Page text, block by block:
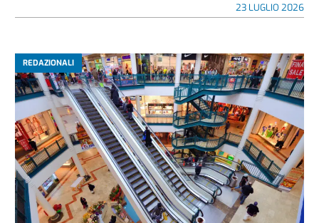
23 LUGLIO 2026
REDAZIONALI